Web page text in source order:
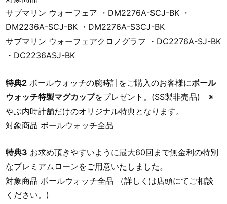
サブマリン ウォーフェア ・DM2276A-SCJ-BK ・
DM2236A-SCJ-BK ・DM2276A-S3CJ-BK
サブマリン ウォーフェアクロノグラフ ・DC2276A-SJ-BK
・DC2236ASJ-BK
特典2 ボールウォッチの腕時計をご購入のお客様にボール
ウォッチ特製マグカップをプレゼント。(SS製非売品) ※
やぶ内時計舗だけのオリジナル特典となります。
対象商品 ボールウォッチ全品
特典3 お求め頂きやすいように最大60回まで無金利の特別
なプレミアムローンをご用意いたしました。
対象商品 ボールウォッチ全品 （詳しくは店頭にてご相談
ください。)